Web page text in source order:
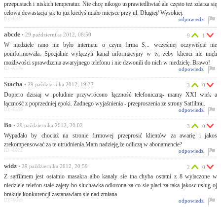
przepustach i niskich temperatur. Nie chcę nikogo usprawiedliwiać ale często też zdarza się
celowa dewastacja jak to już kiedyś miało miejsce przy ul. Długiej/ Wysokiej.
odpowiedz
ID:46577
abcde • 29 października 2012, 08:50
W niedziele rano nie było internetu o czym firma S... wcześniej oczywiście nie
poinformowała. Specjalnie wyłączyli kanał informacyjny w tv, żeby klienci nie mięli
możliwości sprawdzenia awaryjnego telefonu i nie dzwonili do nich w niedzielę. Brawo!
9 1
odpowiedz
ID:46578
Stacha • 29 października 2012, 19:37
Dopiero dzisiaj w południe przywrócono łączność telefoniczną- mamy XXI wiek a
łączność z poprzedniej epoki. Żadnego wyjaśnienia - przeproszenia ze strony Satfilmu.
3 0
odpowiedz
ID:46599
Bo • 29 października 2012, 20:02
Wypadało by chociaż na stronie firmowej przeprosić klientów za awarię i jakos
zrekompensować za te utrudnienia.Mam nadzieję,że odliczą w abonamencie?
3 0
odpowiedz
ID:46602
widz • 29 października 2012, 20:59
Z satfilmem jest ostatnio masakra albo kanaly sie tna chyba ostatni z 8 wylaczone w
niedziele telefon stale zajety bo sluchawka odlozona za co sie placi za taka jakosc uslug oj
brakuje konkurencji zastanawiam sie nad zmiana
2 0
odpowiedz
ID:46609